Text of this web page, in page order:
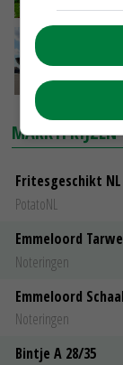
MARKTPRIJZEN
Fritesgeschikt NL
PotatoNL
Emmeloord Tarwe
Noteringen
Emmeloord
Noteringen
Bintje A 28/35